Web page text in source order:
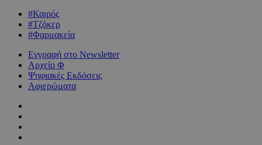
#Καιρός
#Τζόκερ
#Φαρμακεία
Εγγραφή στο Newsletter
Αρχείο Φ
Ψηφιακές Εκδόσεις
Αφιερώματα